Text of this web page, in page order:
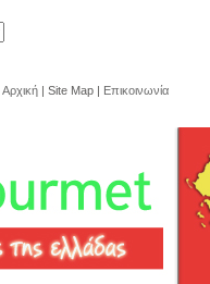
Αρχική | Site Map | Επικοινωνία